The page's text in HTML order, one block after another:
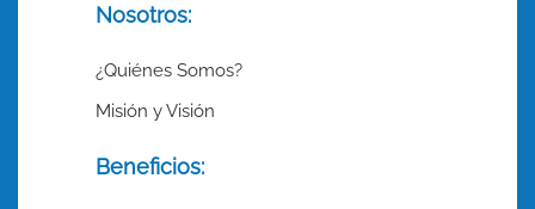
Nosotros:
¿Quiénes Somos?
Misión y Visión
Beneficios: